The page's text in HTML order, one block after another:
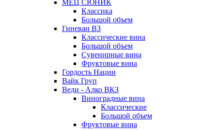
МЕЦ СЮНИК
Классика
Большой объем
Гиневан ВЗ
Классические вина
Большой объем
Сувенирные вина
Фруктовые вина
Гордость Нации
Вайк Груп
Веди - Алко ВКЗ
Виноградные вина
Классические
Большой объем
Фруктовые вина